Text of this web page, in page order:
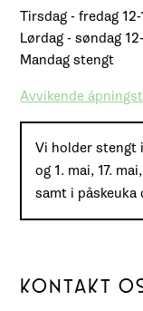
Tirsdag - fredag 12-
Lørdag - søndag
Mandag stengt
Avvikende
Vi holder stengt
og 1. mai, 17.
samt i påskeuka
KONTAKT